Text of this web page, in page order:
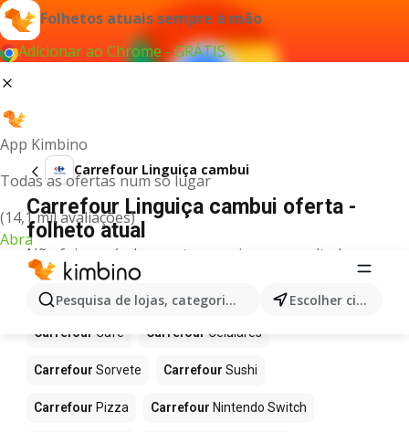
Folhetos atuais sempre à mão
Adicionar ao Chrome - GRÁTIS
App Kimbino
Todas as ofertas num só lugar
(14,1 mil avaliações)
Abra
Pesquisa de lojas, categorias,produtos... Escolher cidade
Carrefour Linguiça cambui
Carrefour Linguiça cambui oferta -
folheto atual
Não foi possível encontrar quaisquer resultados
para este termo.
Mais produtos em Carrefour
Carrefour Café Carrefour Celulares
Carrefour Sorvete Carrefour Sushi
Carrefour Pizza Carrefour Nintendo Switch